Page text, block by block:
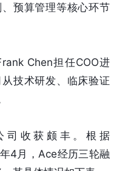
预算管理等核心环节
Chen担任COO进
技术研发、临床验证
司收获颇丰。根据
4月，Ace经历三轮融